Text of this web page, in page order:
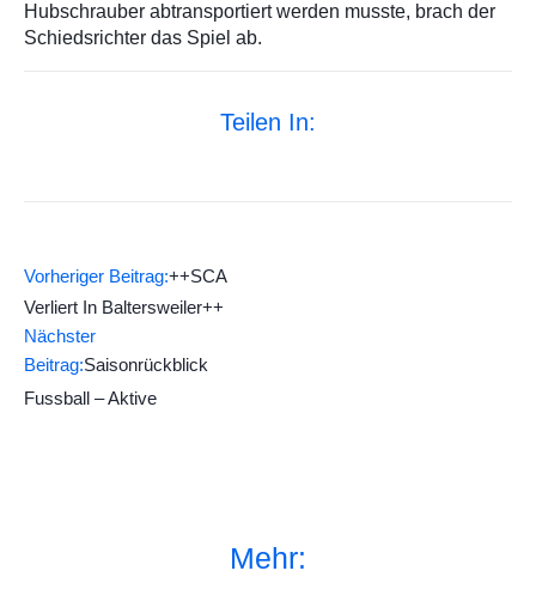
Hubschrauber abtransportiert werden musste, brach der
Schiedsrichter das Spiel ab.
Teilen In:
Vorheriger Beitrag:++SCA
Verliert In Baltersweiler++
Nächster
Beitrag:Saisonrückblick
Fussball – Aktive
Mehr: